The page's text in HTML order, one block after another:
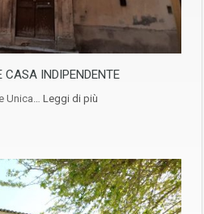
INDIPENDENTE
Unica… Leggi di più